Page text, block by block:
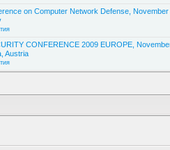
on Computer Network Defense,
CONFERENCE 2009 EUROPE,
Austria